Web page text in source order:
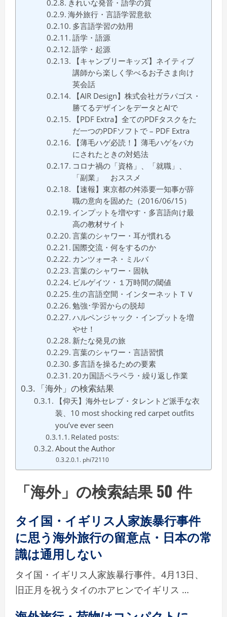
きれいな発音・語学の質
海外旅行・言語学習意欲
多言語学習の効用
語学・語源
語学・起源
【キャンブリーキッズ】ネイティブ
講師から楽しく学べるお子さま向け
英会話
【AIR Design】株式会社ガラパゴス・
勝てるデザインをデータとAIで
【PDF Extra】全てのPDFタスクをた
だ一つのPDFソフトで – PDF Extra
【薄毛ハゲ必読！】薄毛ハゲをバカ
にされたときの対処法
コロナ禍の「資格」、「就職」、
「副業」 おススメ
【速報】東京都の舛添要一知事が辞
職の意向を固めた（2016/06/15）
インプットを増やす・多言語向け最
高の教材サイト
言葉のシャワー・耳が慣れる
国際交流・何をするのか
カンツォーネ・ミルバ
言葉のシャワー・固執
ビルゲイツ・１万時間の閾値
生の言語空間・インターネットＴＶ
勉強･学習からの脱却
ハルペンジャック・インプットを増
やせ！
新たな発見の旅
言葉のシャワー・言語習慣
多言語を操るための要素
20カ国語ペラペラ・繰り返し作業
「海外」の検索結果
【仰天】海外セレブ・タレントど派手な衣
装、10 most shocking red carpet outfits
you’ve ever seen
Related posts:
About the Author
phi72110
「海外」の検索結果 50 件
タイ国・イギリス人家族暴行事件
に思う海外旅行の留意点・日本の常
識は通用しない
タイ国・イギリス人家族暴行事件。4月13日、
旧正月を祝うタイのホアヒンでイギリス …